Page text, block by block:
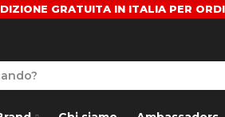
GRATUITA IN ITALIA PER